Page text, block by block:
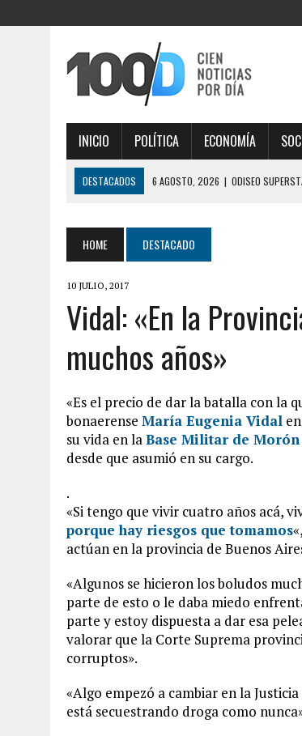
INICIO POLÍTICA ECONOMÍA
DESTACADOS 6 AGOSTO, 2026 | ODISEO
6 AGOSTO, 2026 | TRES GOBERNADORES INFLUYERON
6 AGOSTO, 2026
MARRUECOS POR APOYO
HOME DESTACADO
10 JULIO, 2017
Vidal: «En la
muchos años»
«Es el precio de dar la batalla con la
bonaerense María Eugenia Vidal
su vida en laBase Militar de Morón
desde que asumió en su cargo.
.
«Si tengo que vivir cuatro años acá,
porque hay riesgos que tomamos
actúan en la provincia de Buenos
«Algunos se hicieron los boludos
parte de esto o le daba miedo
parte y estoy dispuesta a dar esa
valorar que la Corte Suprema
corruptos».
«Algo empezó a cambiar en la
está secuestrando droga como